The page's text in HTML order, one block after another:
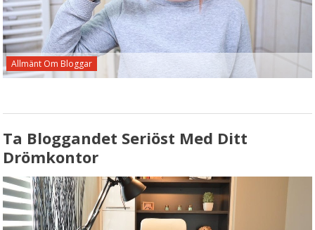
Allmänt Om Bloggar
Ta Bloggandet Seriöst Med Ditt
Drömkontor